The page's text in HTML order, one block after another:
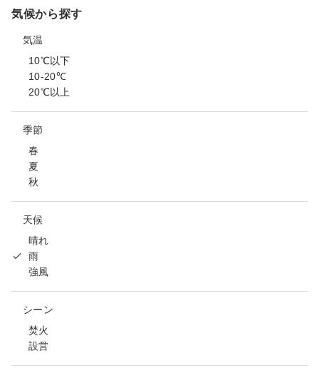
気候から探す
気温
10℃以下
10-20℃
20℃以上
季節
春
夏
秋
天候
晴れ
雨
強風
シーン
焚火
設営